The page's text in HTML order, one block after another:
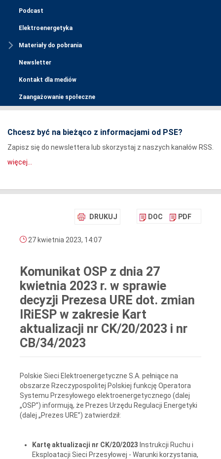
Podcast
Elektroenergetyka
Materiały do pobrania
Newsletter
Kontakt dla mediów
Zaangażowanie społeczne
Chcesz być na bieżąco z informacjami od PSE?
Zapisz się do newslettera lub skorzystaj z naszych kanałów RSS.
więcej...
DRUKUJ DOC PDF
27 kwietnia 2023, 14:07
Komunikat OSP z dnia 27
kwietnia 2023 r. w sprawie
decyzji Prezesa URE dot. zmian
IRiESP w zakresie Kart
aktualizacji nr CK/20/2023 i nr
CB/34/2023
Polskie Sieci Elektroenergetyczne S.A. pełniące na
obszarze Rzeczypospolitej Polskiej funkcję Operatora
Systemu Przesyłowego elektroenergetycznego (dalej
„OSP”) informują, że Prezes Urzędu Regulacji Energetyki
(dalej „Prezes URE”) zatwierdził:
Kartę aktualizacji nr CK/20/2023 Instrukcji Ruchu i
Eksploatacji Sieci Przesyłowej - Warunki korzystania,